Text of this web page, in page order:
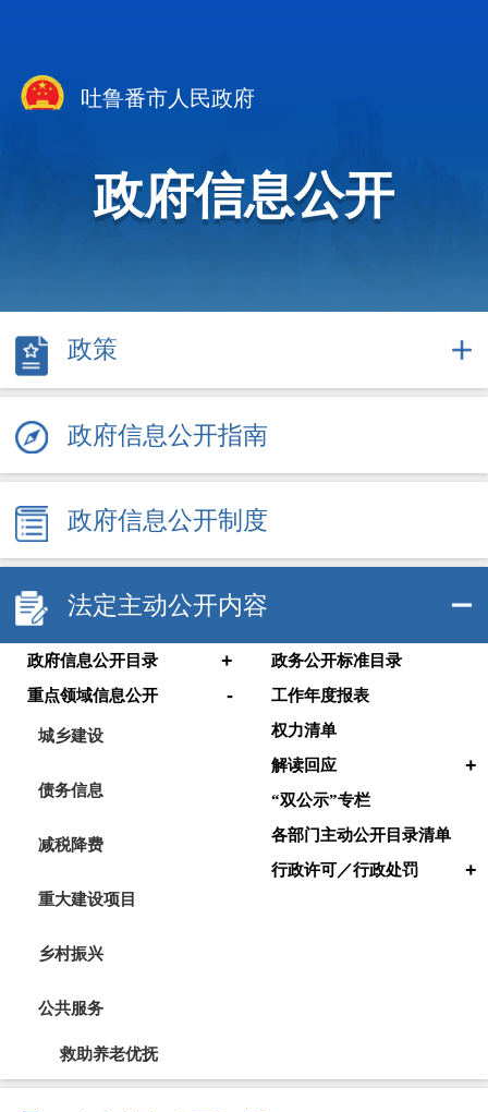
吐鲁番市人民政府
政府信息公开
政策
政府信息公开指南
政府信息公开制度
法定主动公开内容
政府信息公开目录 +
政务公开标准目录
重点领域信息公开
-
城乡建设
债务信息
减税降费
重大建设项目
乡村振兴
公共服务
救助养老优抚
工作年度报表
权力清单
解读回应
+
“双公示”专栏
各部门主动公开目录清单
行政许可／行政处罚
+